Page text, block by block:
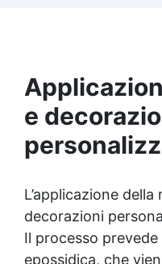
e
L’applicazione
decorazioni
Il processo prevede
epossidica, che